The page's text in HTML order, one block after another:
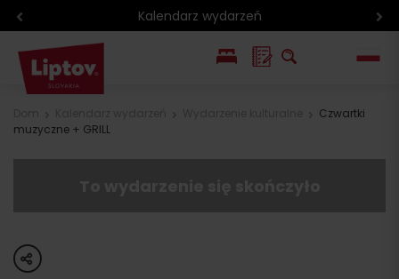
Kalendarz wydarzeń
Czwartki
muzyczne + GRILL
share